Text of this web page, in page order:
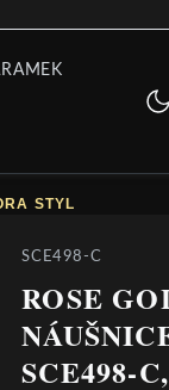
STYL
SCE498-C
ROSE
SCE498-